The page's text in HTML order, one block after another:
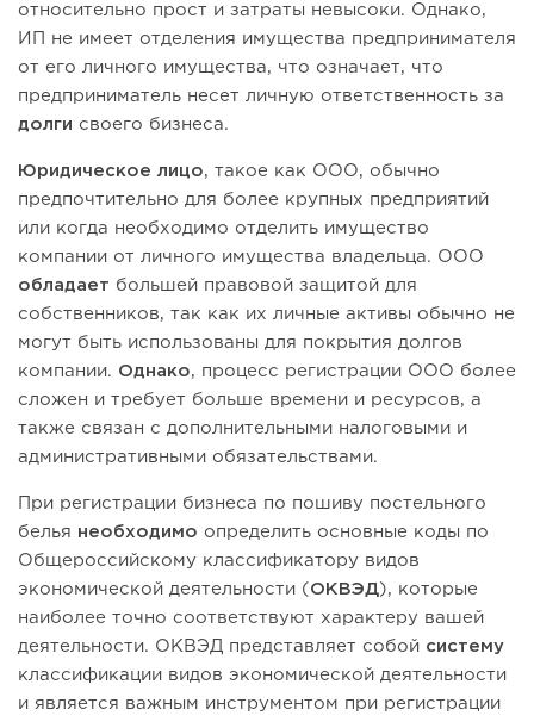
относительно прост и затраты невысоки. Однако,
ИП не имеет отделения имущества предпринимателя
от его личного имущества, что означает, что
предприниматель несет личную ответственность за
долги своего бизнеса.
Юридическое лицо, такое как ООО, обычно
предпочтительно для более крупных предприятий
или когда необходимо отделить имущество
компании от личного имущества владельца. ООО
обладает большей правовой защитой для
собственников, так как их личные активы обычно не
могут быть использованы для покрытия долгов
компании. Однако, процесс регистрации ООО более
сложен и требует больше времени и ресурсов, а
также связан с дополнительными налоговыми и
административными обязательствами.
При регистрации бизнеса по пошиву постельного
белья необходимо определить основные коды по
Общероссийскому классификатору видов
экономической деятельности ( ОКВЭД), которые
наиболее точно соответствуют характеру вашей
деятельности. ОКВЭД представляет собой систему
классификации видов экономической деятельности
и является важным инструментом при регистрации